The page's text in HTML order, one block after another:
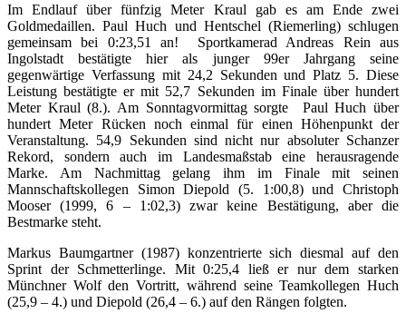
Im Endlauf über fünfzig Meter Kraul gab es am Ende zwei
Goldmedaillen. Paul Huch und Hentschel (Riemerling) schlugen
gemeinsam bei 0:23,51 an! Sportkamerad Andreas Rein aus
Ingolstadt bestätigte hier als junger 99er Jahrgang seine
gegenwärtige Verfassung mit 24,2 Sekunden und Platz 5. Diese
Leistung bestätigte er mit 52,7 Sekunden im Finale über hundert
Meter Kraul (8.). Am Sonntagvormittag sorgte Paul Huch über
hundert Meter Rücken noch einmal für einen Höhenpunkt der
Veranstaltung. 54,9 Sekunden sind nicht nur absoluter Schanzer
Rekord, sondern auch im Landesmaßstab eine herausragende
Marke. Am Nachmittag gelang ihm im Finale mit seinen
Mannschaftskollegen Simon Diepold (5. 1:00,8) und Christoph
Mooser (1999, 6 – 1:02,3) zwar keine Bestätigung, aber die
Bestmarke steht.
Markus Baumgartner (1987) konzentrierte sich diesmal auf den
Sprint der Schmetterlinge. Mit 0:25,4 ließ er nur dem starken
Münchner Wolf den Vortritt, während seine Teamkollegen Huch
(25,9 – 4.) und Diepold (26,4 – 6.) auf den Rängen folgten.